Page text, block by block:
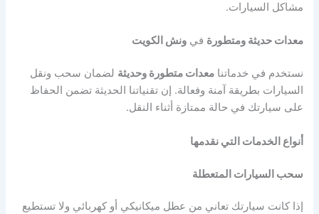
مشاكل السيارات.
معدات حديثة ومتطورة فيونش الكويت
نستخدم في خدماتنامعدات متطورة وحديثة لضمان سحب ونقل
السيارات بطريقة آمنة وفعالة. إن تقنياتنا الحديثة تضمن الحفاظ
على سيارتك في حالة ممتازة أثناء النقل.
أنواع الخدمات التي نقدمها
سحب السيارات المتعطلة
إذا كانت سيارتك تعاني من عطل ميكانيكي أو كهربائي ولا تستطيع